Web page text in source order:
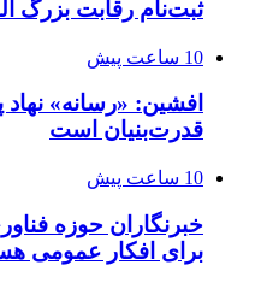
ثبت‌نام رقابت بزرگ المپیک
10 ساعت پیش
افشین: «رسانه» نهاد
قدرت‌بنیان است
10 ساعت پیش
خبرنگاران حوزه
برای افکار عمومی